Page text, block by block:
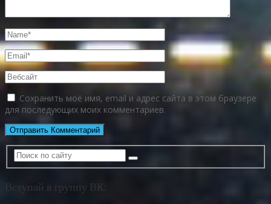
Сохранить моё имя, email и адрес сайта в этом браузере
для последующих моих комментариев.
Вступай в группу ВК: